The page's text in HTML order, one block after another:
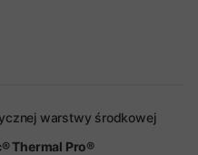
warstwy środkowej
Thermal Pro®